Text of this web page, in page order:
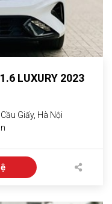
LUXURY 2023
Giấy, Hà Nội